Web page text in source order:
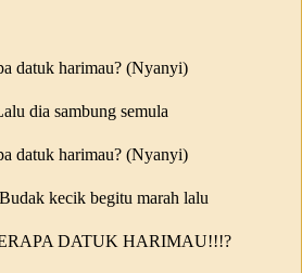
datuk harimau? (Nyanyi)
dia sambung semula
datuk harimau? (Nyanyi)
kecik begitu marah lalu
DATUK HARIMAU!!!?